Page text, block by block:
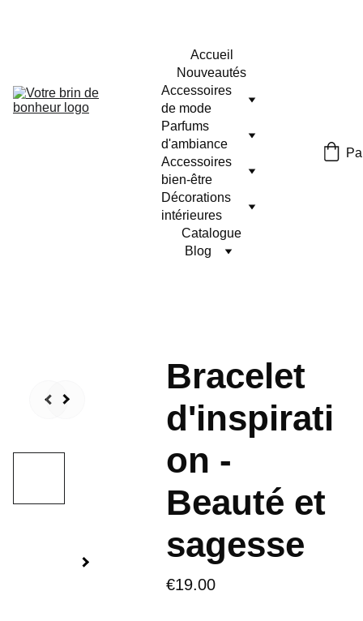
Accueil
Nouveautés
Accessoires
de mode
Parfums
d'ambiance
Accessoires
bien-être
Décorations
intérieures
Catalogue
Blog
Bracelet
d'inspirati
on -
Beauté et
sagesse
€19.00